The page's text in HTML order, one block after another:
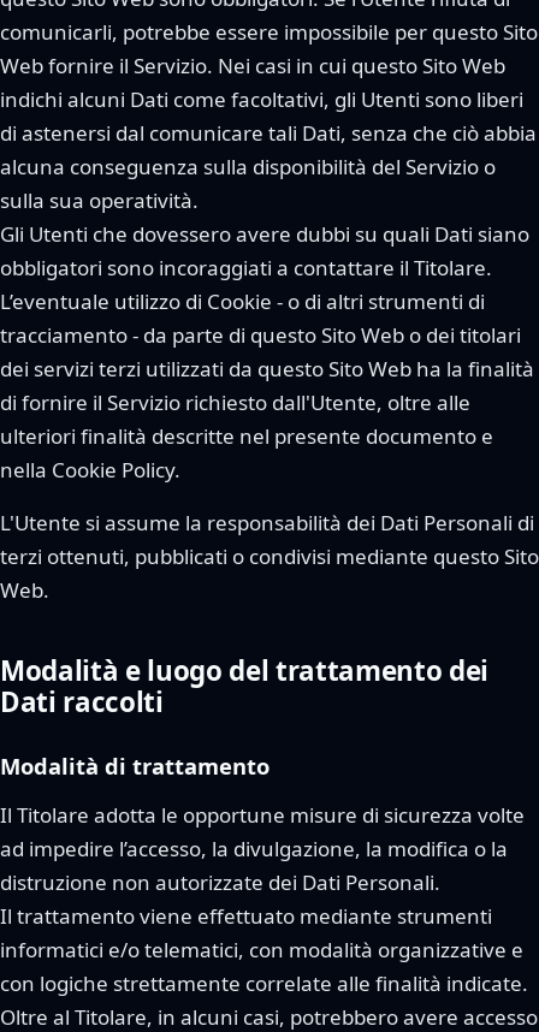
comunicarli, potrebbe essere impossibile per questo Sito
Web fornire il Servizio. Nei casi in cui questo Sito Web
indichi alcuni Dati come facoltativi, gli Utenti sono liberi
di astenersi dal comunicare tali Dati, senza che ciò abbia
alcuna conseguenza sulla disponibilità del Servizio o
sulla sua operatività.
Gli Utenti che dovessero avere dubbi su quali Dati siano
obbligatori sono incoraggiati a contattare il Titolare.
L’eventuale utilizzo di Cookie - o di altri strumenti di
tracciamento - da parte di questo Sito Web o dei titolari
dei servizi terzi utilizzati da questo Sito Web ha la finalità
di fornire il Servizio richiesto dall'Utente, oltre alle
ulteriori finalità descritte nel presente documento e
nella Cookie Policy.
L'Utente si assume la responsabilità dei Dati Personali di
terzi ottenuti, pubblicati o condivisi mediante questo Sito
Web.
Modalità e luogo del trattamento dei
Dati raccolti
Modalità di trattamento
Il Titolare adotta le opportune misure di sicurezza volte
ad impedire l’accesso, la divulgazione, la modifica o la
distruzione non autorizzate dei Dati Personali.
Il trattamento viene effettuato mediante strumenti
informatici e/o telematici, con modalità organizzative e
con logiche strettamente correlate alle finalità indicate.
Oltre al Titolare, in alcuni casi, potrebbero avere accesso